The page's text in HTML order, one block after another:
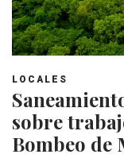
LOCALES
sobre
Bombeo de